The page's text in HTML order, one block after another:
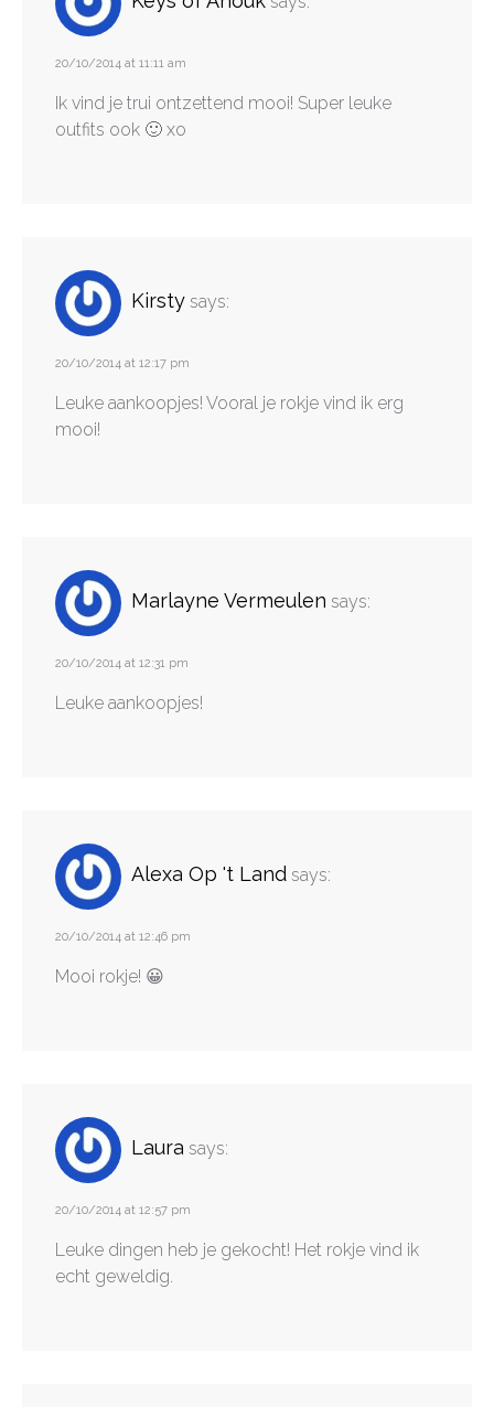
20/10/2014 at 11:11 am
Ik vind je trui ontzettend mooi! Super leuke
outfits ook 🙂 xo
Kirsty says:
20/10/2014 at 12:17 pm
Leuke aankoopjes! Vooral je rokje vind ik erg
mooi!
Marlayne Vermeulen says:
20/10/2014 at 12:31 pm
Leuke aankoopjes!
Alexa Op 't Land says:
20/10/2014 at 12:46 pm
Mooi rokje! 😀
Laura says:
20/10/2014 at 12:57 pm
Leuke dingen heb je gekocht! Het rokje vind ik
echt geweldig.